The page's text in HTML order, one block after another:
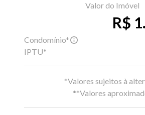
Valor do Imóvel
R$
Condomínio*
IPTU*
*Valores sujeitos à
**Valores